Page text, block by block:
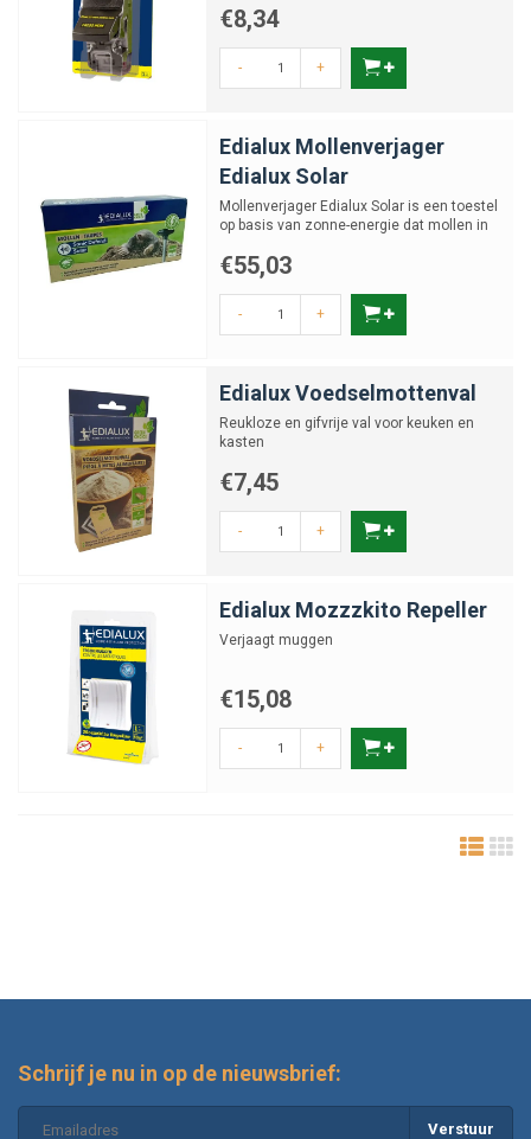
€8,34
- +
Edialux Mollenverjager
Edialux Solar
Mollenverjager Edialux Solar is een toestel
op basis van zonne-energie dat mollen in
€55,03
- +
Edialux Voedselmottenval
Reukloze en gifvrije val voor keuken en
kasten
€7,45
- +
Edialux Mozzzkito Repeller
Verjaagt muggen
€15,08
- +
Schrijf je nu in op de nieuwsbrief:
Verstuur